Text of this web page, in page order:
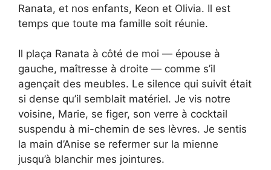
Ranata, et nos enfants, Keon et Olivia. Il est
temps que toute ma famille soit réunie.
Il plaça Ranata à côté de moi — épouse à
gauche, maîtresse à droite — comme s’il
agençait des meubles. Le silence qui suivit était
si dense qu’il semblait matériel. Je vis notre
voisine, Marie, se figer, son verre à cocktail
suspendu à mi-chemin de ses lèvres. Je sentis
la main d’Anise se refermer sur la mienne
jusqu’à blanchir mes jointures.